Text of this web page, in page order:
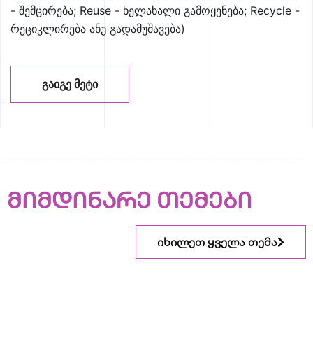
- შემცირება; Reuse - ხელახალი გამოყენება; Recycle -
რეციკლირება ანუ გადამუშავება)
ᲒᲐᲘᲒᲔ ᲛᲔᲢᲘ
მიმდინარე თემები
იხილეთ ყველა თემა